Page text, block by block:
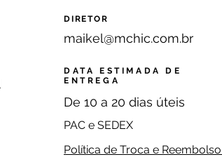
DIRETOR
maikel@mchic.com.br
DATA ESTIMADA DE
ENTREGA
De 10 a 20 dias úteis
PAC e SEDEX
Política de Troca e Reembolso